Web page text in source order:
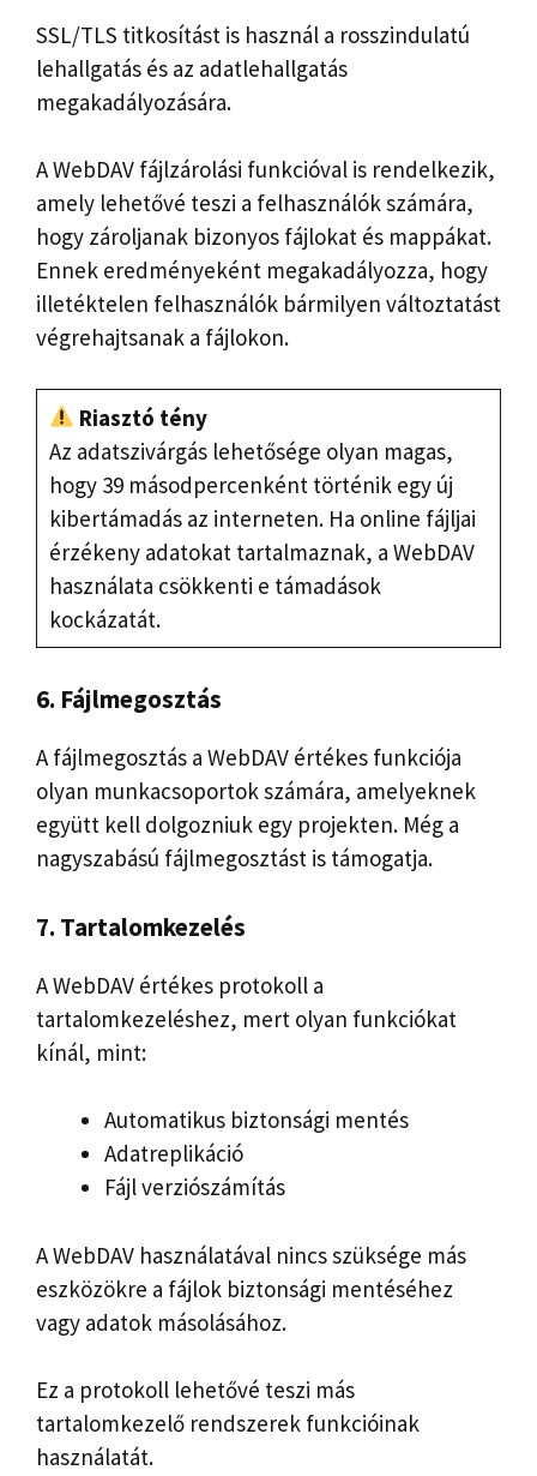
SSL/TLS titkosítást is használ a rosszindulatú
lehallgatás és az adatlehallgatás
megakadályozására.
A WebDAV fájlzárolási funkcióval is rendelkezik,
amely lehetővé teszi a felhasználók számára,
hogy zároljanak bizonyos fájlokat és mappákat.
Ennek eredményeként megakadályozza, hogy
illetéktelen felhasználók bármilyen változtatást
végrehajtsanak a fájlokon.
Riasztó tény
Az adatszivárgás lehetősége olyan magas,
hogy 39 másodpercenként történik egy új
kibertámadás az interneten. Ha online fájljai
érzékeny adatokat tartalmaznak, a WebDAV
használata csökkenti e támadások
kockázatát.
6. Fájlmegosztás
A fájlmegosztás a WebDAV értékes funkciója
olyan munkacsoportok számára, amelyeknek
együtt kell dolgozniuk egy projekten. Még a
nagyszabású fájlmegosztást is támogatja.
7. Tartalomkezelés
A WebDAV értékes protokoll a
tartalomkezeléshez, mert olyan funkciókat
kínál, mint:
Automatikus biztonsági mentés
Adatreplikáció
Fájl verziószámítás
A WebDAV használatával nincs szüksége más
eszközökre a fájlok biztonsági mentéséhez
vagy adatok másolásához.
Ez a protokoll lehetővé teszi más
tartalomkezelő rendszerek funkcióinak
használatát.